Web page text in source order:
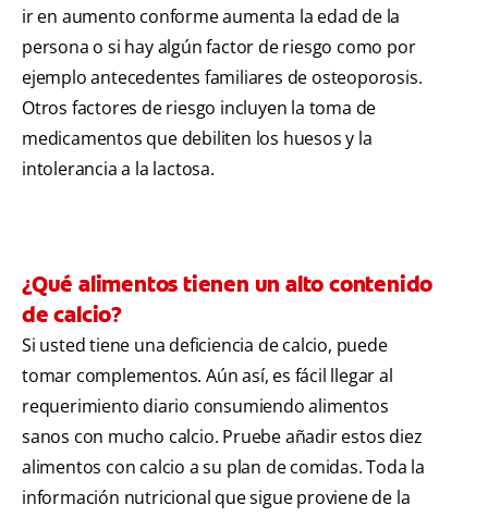
ir en aumento conforme aumenta la edad de la
persona o si hay algún factor de riesgo como por
ejemplo antecedentes familiares de osteoporosis.
Otros factores de riesgo incluyen la toma de
medicamentos que debiliten los huesos y la
intolerancia a la lactosa.
¿Qué alimentos tienen un alto contenido
de calcio?
Si usted tiene una deficiencia de calcio, puede
tomar complementos. Aún así, es fácil llegar al
requerimiento diario consumiendo alimentos
sanos con mucho calcio. Pruebe añadir estos diez
alimentos con calcio a su plan de comidas. Toda la
información nutricional que sigue proviene de la